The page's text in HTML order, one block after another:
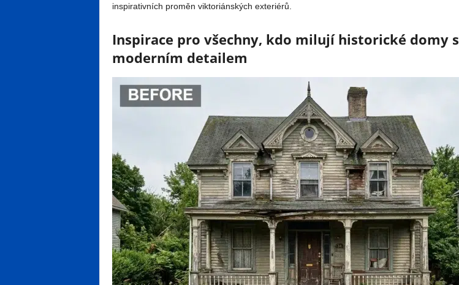
inspirativních proměn viktoriánských exteriérů.
Inspirace pro všechny, kdo milují historické domy s
moderním detailem